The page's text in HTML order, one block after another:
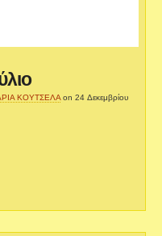
ΚΟΥΤΣΕΛΑ on 24 Δεκεμβρίου